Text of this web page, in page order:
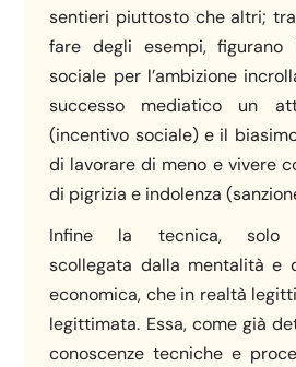
sentieri piuttosto che altri;
fare degli esempi, figurano
sociale per l’ambizione
successo mediatico un
(incentivo sociale) e il
di lavorare di meno e vivere
di pigrizia e indolenza
Infine la tecnica, solo
scollegata dalla mentalità e
economica, che in realtà
legittimata. Essa, come già
conoscenze tecniche e